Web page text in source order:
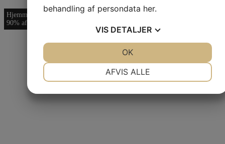
Hjemmeside giver 85-
90% af kunderne
Hjemmeside gav
håndværkere
behandling af persondata her.
VIS DETALJER
AFVIS ALLE
OK